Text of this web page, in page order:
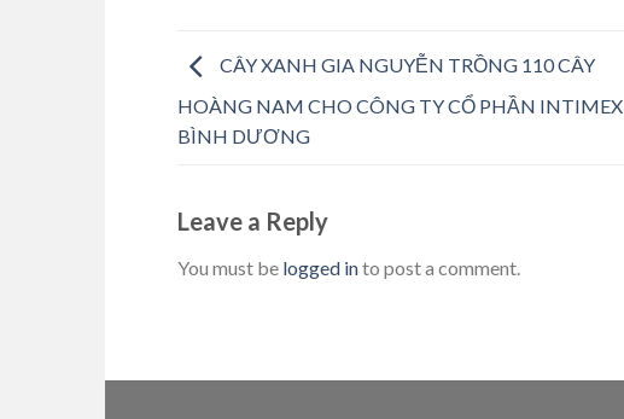
CÂY XANH GIA NGUYỄN TRỒNG 110 CÂY
HOÀNG NAM CHO CÔNG TY CỔ PHẦN INTIMEX
BÌNH DƯƠNG
Leave a Reply
You must be logged into post a comment.